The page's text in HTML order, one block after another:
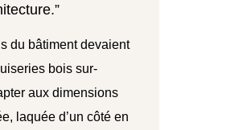
du bâtiment devaient
bois sur-
aux dimensions
laquée d’un côté en